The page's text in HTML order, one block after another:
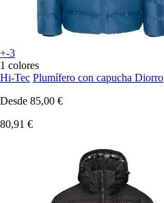
+-3
1 colores
Hi-Tec Plumífero con capucha Diorro
Desde 85,00 €
80,91 €